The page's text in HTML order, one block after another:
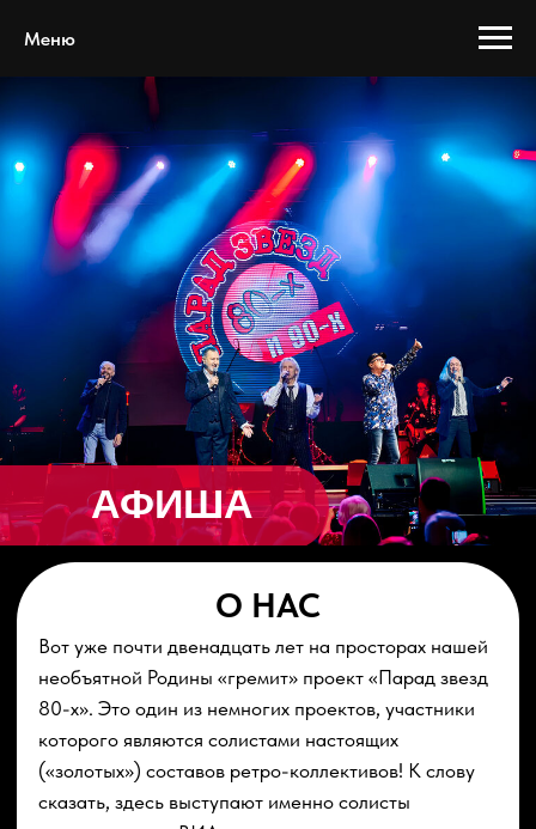
Меню
АФИША
О НАС
Вот уже почти двенадцать лет на просторах нашей
необъятной Родины «гремит» проект «Парад звезд
80-х». Это один из немногих проектов, участники
которого являются солистами настоящих
(«золотых») составов ретро-коллективов! К слову
сказать, здесь выступают именно солисты
прославленных ВИА, а не клавишники и гитаристы,
как это обычно бывает. Причем все артисты поют
только в живую! Главное предназначение проекта
— дарить людям праздник! А разве возможен
праздник без качественной музыки — такой, что
мурашки по коже, что дух захватывает. Многие
радовать зрителя артисты 70-х, 80-х лет. Тогда
дорога на эстраду была открыта людям по-
артистам, голосовые данные, безупречный слух